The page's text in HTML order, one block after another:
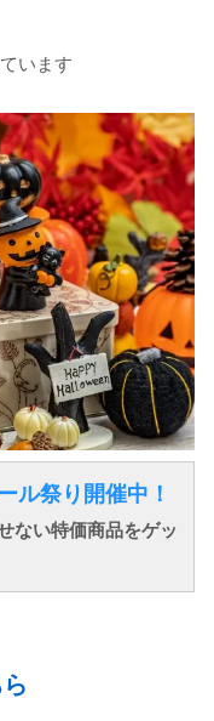
います
ル祭り開催中！
ない特価商品をゲッ